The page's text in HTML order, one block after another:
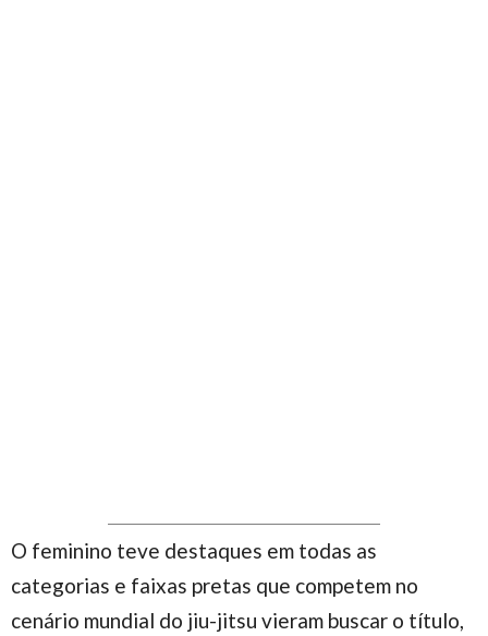
O feminino teve destaques em todas as
categorias e faixas pretas que competem no
cenário mundial do jiu-jitsu vieram buscar o título,